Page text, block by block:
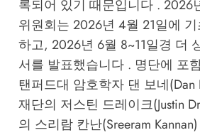
록되어 있기 때문입니다 . 2026
위원회는 2026년 4월 21일에
하고, 2026년 6월 8~11일경 더
서를 발표했습니다 . 명단에 포
탠퍼드대 암호학자 댄 보네(Dan
재단의 저스틴 드레이크(Justin
의 스리람 칸난(Sreeram